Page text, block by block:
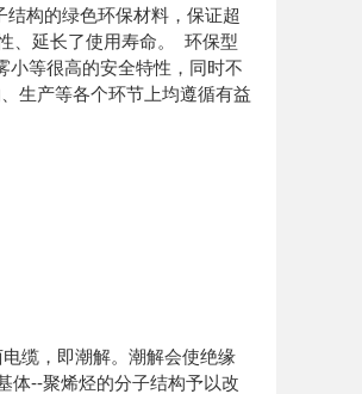
构的绿色环保材料，保证超
、延长了使用寿命。 环保型
小等很高的安全特性，同时不
生产等各个环节上均遵循有益
缆，即潮解。潮解会使绝缘
体--聚烯烃的分子结构予以改